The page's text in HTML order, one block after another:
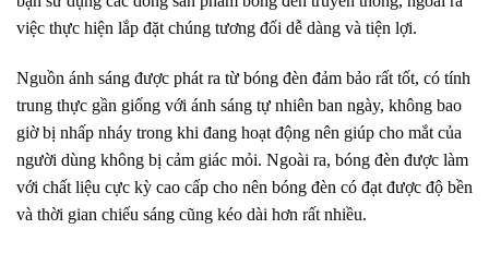
việc thực hiện lắp đặt chúng tương đối dễ dàng và tiện lợi.
Nguồn ánh sáng được phát ra từ bóng đèn đảm bảo rất tốt, có tính
trung thực gần giống với ánh sáng tự nhiên ban ngày, không bao
giờ bị nhấp nháy trong khi đang hoạt động nên giúp cho mắt của
người dùng không bị cảm giác mỏi. Ngoài ra, bóng đèn được làm
với chất liệu cực kỳ cao cấp cho nên bóng đèn có đạt được độ bền
và thời gian chiếu sáng cũng kéo dài hơn rất nhiều.